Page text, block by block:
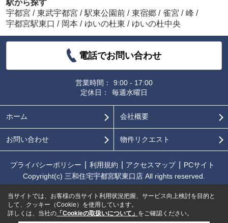
駅から探す
宇都宮 / 東武宇都宮 / 駅東公園前 / 東宿郷 / 雀宮 / 峰 /
宇都宮駅東口 / 岡本 / ゆいの杜東 / ゆいの杜中央
電話でお問い合わせ
営業時間：
9:00 - 17:00
定休日：
毎週水曜日
ホーム 会社概要
お問い合わせ 物件リクエスト
プライバシーポリシー 利用規約 アクセスマップ
PCサイト
Copyright(c) 三和住宅宇都宮駅東口店 All rights reserved.
当サイトでは、お客様の当サイト利用状況把握、サービス向上検討を目的と
して、クッキー（Cookie）を使用しています。
詳しくは、当社の 「Cookieの取扱いについて」 をご確認ください。